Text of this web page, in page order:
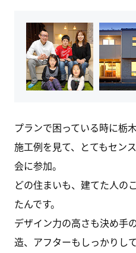
プランで困っている時に栃
施工例を見て、とてもセン
会に参加。
どの住まいも、建てた人の
たんです。
デザイン力の高さも決め手
造、アフターもしっかりし